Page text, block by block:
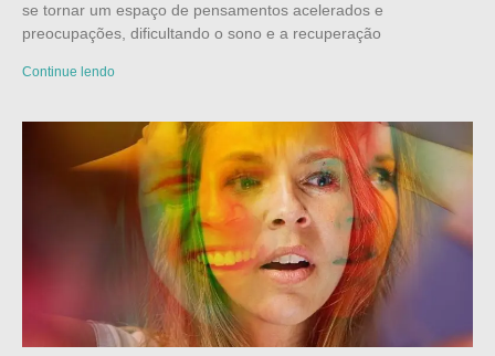
se tornar um espaço de pensamentos acelerados e
preocupações, dificultando o sono e a recuperação
Continue lendo